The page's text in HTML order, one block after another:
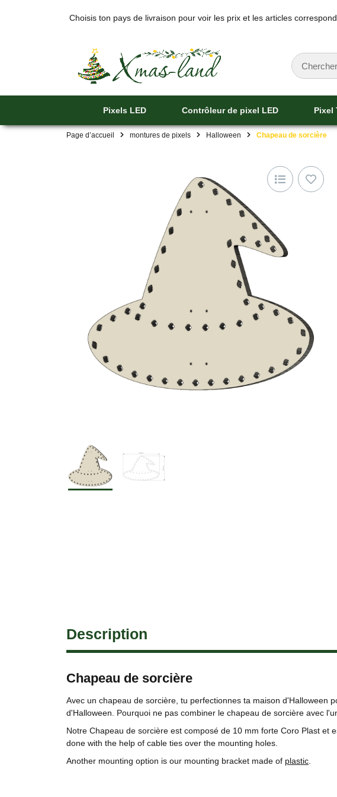
Choisis ton pays de livraison pour voir les prix et les articles
Pixels LED Contrôleur de pixel LED Pixel
Page d’accueil montures de pixels Halloween Chapeau de sorcière
Description
Chapeau de sorcière
Avec un chapeau de sorcière, tu perfectionnes ta maison d'Halloween
d'Halloween. Pourquoi ne pas combiner le chapeau de sorcière avec
Notre Chapeau de sorcière est composé de 10 mm forte Coro Plast
done with the help of cable ties over the mounting holes.
Another mounting option is our mounting bracket made of plastic